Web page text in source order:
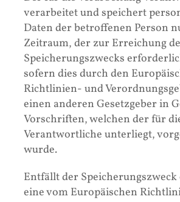
verarbeitet und speichert
Daten der betroffenen Person
Zeitraum, der zur Erreichung
Speicherungszwecks
sofern dies durch den
Richtlinien- und
einen anderen Gesetzgeber in
Vorschriften, welchen der für
Verantwortliche unterliegt,
wurde.
Entfällt der
eine vom Europäischen